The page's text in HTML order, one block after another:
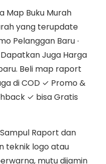
Map Buku Murah
yang terupdate
Pelanggan Baru ∙
Dapatkan Juga Harga
Beli map raport
di COD ✓ Promo &
✓ bisa Gratis
Raport dan
teknik logo atau
mutu dijamin